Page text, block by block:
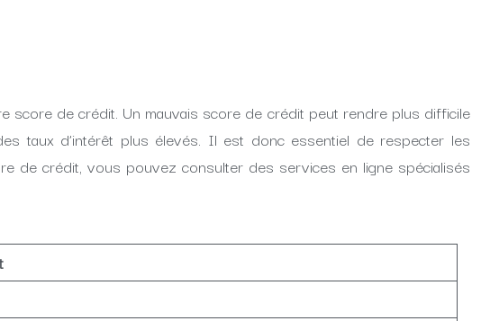
score de crédit. Un mauvais score de crédit peut rendre plus difficile
taux d’intérêt plus élevés. Il est donc essentiel de respecter les
de crédit, vous pouvez consulter des services en ligne spécialisés